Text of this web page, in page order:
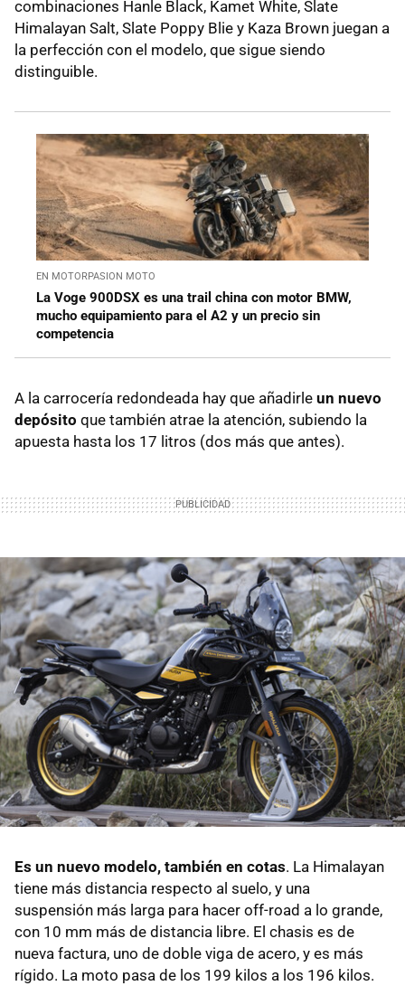
combinaciones Hanle Black, Kamet White, Slate
Himalayan Salt, Slate Poppy Blie y Kaza Brown juegan a
la perfección con el modelo, que sigue siendo
distinguible.
EN MOTORPASION MOTO
La Voge 900DSX es una trail china con motor BMW,
mucho equipamiento para el A2 y un precio sin
competencia
A la carrocería redondeada hay que añadirle un nuevo
depósito que también atrae la atención, subiendo la
apuesta hasta los 17 litros (dos más que antes).
Es un nuevo modelo, también en cotas. La Himalayan
tiene más distancia respecto al suelo, y una
suspensión más larga para hacer off-road a lo grande,
con 10 mm más de distancia libre. El chasis es de
nueva factura, uno de doble viga de acero, y es más
rígido. La moto pasa de los 199 kilos a los 196 kilos.